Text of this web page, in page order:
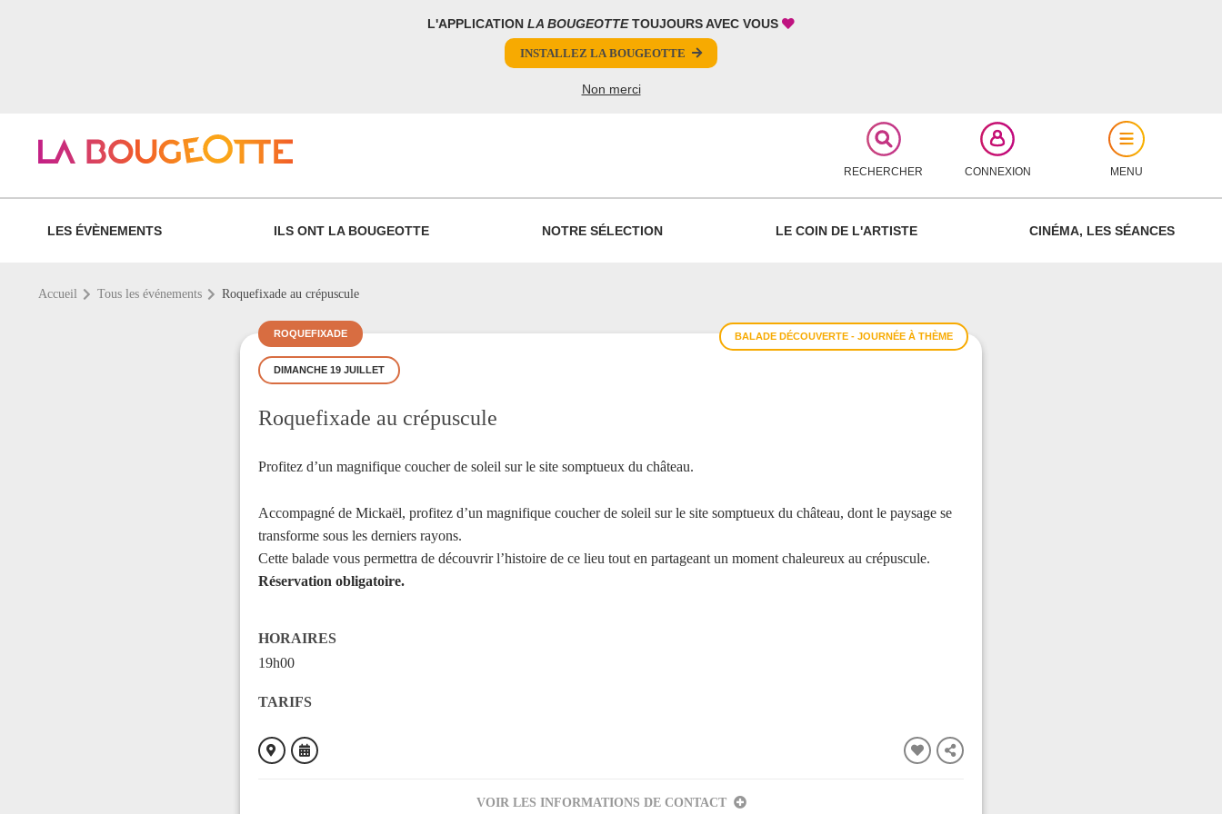
L'APPLICATION LA BOUGEOTTETOUJOURS AVEC VOUS
INSTALLEZ LA BOUGEOTTE
Non merci
RECHERCHER CONNEXION MENU
LES ÉVÈNEMENTS ILS ONT LA BOUGEOTTE NOTRE SÉLECTION LE COIN DE L'ARTISTE CINÉMA, LES SÉANCES
Accueil Tous les événements Roquefixade au crépuscule
BALADE DÉCOUVERTE - JOURNÉE À THÈME
ROQUEFIXADE
DIMANCHE 19 JUILLET
Roquefixade au crépuscule
Profitez d’un magnifique coucher de soleil sur le site somptueux du château.
Accompagné de Mickaël, profitez d’un magnifique coucher de soleil sur le site somptueux du château, dont le paysage se
transforme sous les derniers rayons.
Cette balade vous permettra de découvrir l’histoire de ce lieu tout en partageant un moment chaleureux au crépuscule.
Réservation obligatoire.
HORAIRES
19h00
TARIFS
VOIR LES INFORMATIONS DE CONTACT
FERMER
PARTAGER